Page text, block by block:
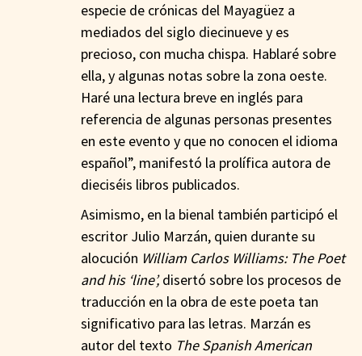
especie de crónicas del Mayagüez a
mediados del siglo diecinueve y es
precioso, con mucha chispa. Hablaré sobre
ella, y algunas notas sobre la zona oeste.
Haré una lectura breve en inglés para
referencia de algunas personas presentes
en este evento y que no conocen el idioma
español”, manifestó la prolífica autora de
dieciséis libros publicados.
Asimismo, en la bienal también participó el
escritor Julio Marzán, quien durante su
alocución William Carlos Williams: The Poet
and his ‘line’,disertó sobre los procesos de
traducción en la obra de este poeta tan
significativo para las letras. Marzán es
autor del texto The Spanish American